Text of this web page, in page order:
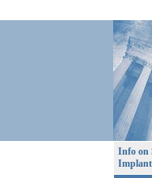
Info on